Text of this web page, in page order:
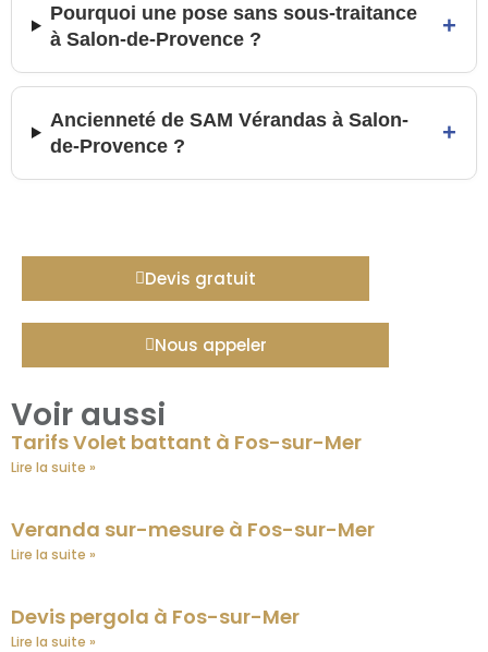
Pourquoi une pose sans sous-traitance
à Salon-de-Provence ?
+
Ancienneté de SAM Vérandas à Salon-
de-Provence ?
+
Devis gratuit
Nous appeler
Voir aussi
Tarifs Volet battant à Fos-sur-Mer
Lire la suite »
Veranda sur-mesure à Fos-sur-Mer
Lire la suite »
Devis pergola à Fos-sur-Mer
Lire la suite »